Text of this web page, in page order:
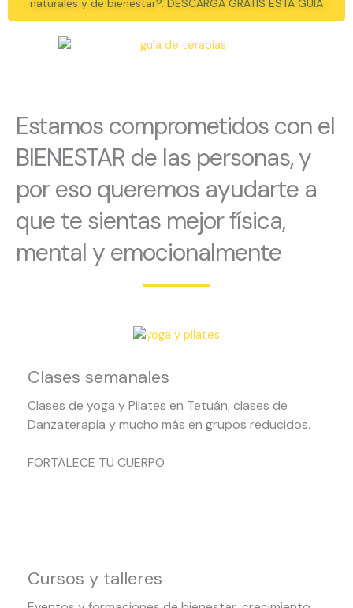
naturales y de bienestar?. DESCARGA GRATIS ESTA GUÍA
Estamos comprometidos con el
BIENESTAR de las personas, y
por eso queremos ayudarte a
que te sientas mejor física,
mental y emocionalmente
Clases semanales
Clases de yoga y Pilates en Tetuán, clases de
Danzaterapia y mucho más en grupos reducidos.
FORTALECE TU CUERPO
Cursos y talleres